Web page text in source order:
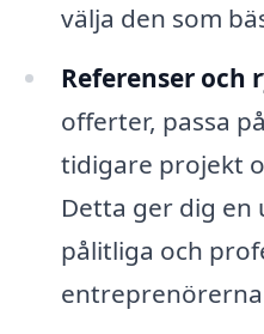
välja den som
Referenser och
offerter, passa
tidigare projekt
Detta ger dig
pålitliga och
entreprenörerna